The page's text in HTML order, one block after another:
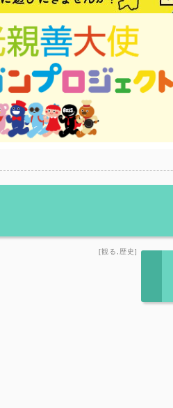
[観る,歴史]